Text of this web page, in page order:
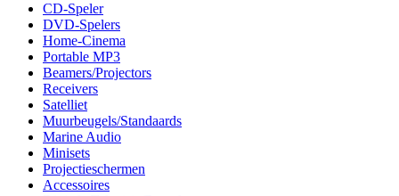
CD-Speler
DVD-Spelers
Home-Cinema
Portable MP3
Beamers/Projectors
Receivers
Satelliet
Muurbeugels/Standaards
Marine Audio
Minisets
Projectieschermen
Accessoires